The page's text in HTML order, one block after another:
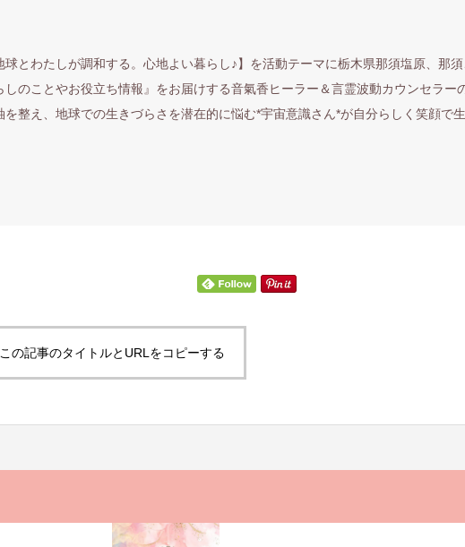
球とわたしが調和する。心地よい暮らし♪】を活動テーマに栃木県那須塩原、那
しのことやお役立ち情報』をお届けする音氣香ヒーラー＆言霊波動カウンセラー
整え、地球での生きづらさを潜在的に悩む*宇宙意識さん*が自分らしく笑顔で生
この記事のタイトルとURLをコピーする